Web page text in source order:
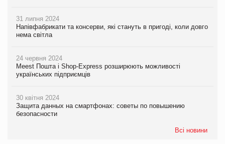
31 липня 2024
Напівфабрикати та консерви, які стануть в пригоді, коли довго
нема світла
24 червня 2024
Meest Пошта і Shop-Express розширюють можливості
українських підприємців
30 квітня 2024
Защита данных на смартфонах: советы по повышению
безопасности
Всі новини